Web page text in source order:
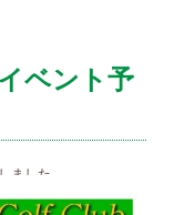
ベント予
ました。